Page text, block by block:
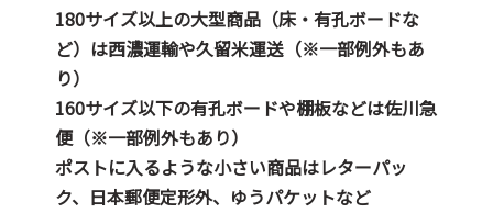
180サイズ以上の大型商品（床・有孔ボードな
ど）は西濃運輸や久留米運送（※一部例外もあ
り）
160サイズ以下の有孔ボードや棚板などは佐川急
便（※一部例外もあり）
ポストに入るような小さい商品はレターパッ
ク、日本郵便定形外、ゆうパケットなど